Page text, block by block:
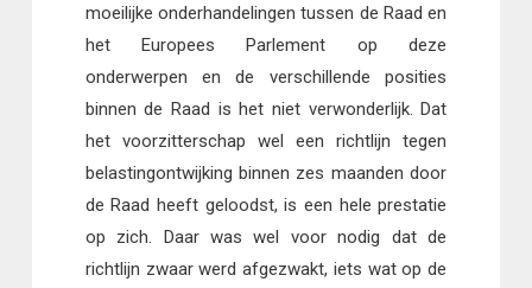
moeilijke onderhandelingen tussen de Raad en
het Europees Parlement op deze
onderwerpen en de verschillende posities
binnen de Raad is het niet verwonderlijk. Dat
het voorzitterschap wel een richtlijn tegen
belastingontwijking binnen zes maanden door
de Raad heeft geloodst, is een hele prestatie
op zich. Daar was wel voor nodig dat de
richtlijn zwaar werd afgezwakt, iets wat op de